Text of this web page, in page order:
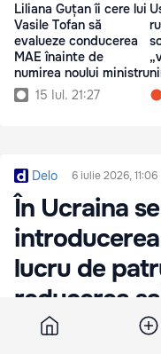
Liliana Guțan îi cere lui
Vasile Tofan să
evalueze conducerea
MAE înainte de
numirea noului ministru
15 Iul. 21:27
Delo 6 iulie 2026, 11:06
În Ucraina
lucru de
reducerea
În Ucraina se